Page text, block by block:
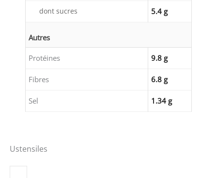
dont sucres 5.4 g
Autres
Protéines 9.8 g
Fibres 6.8 g
Sel 1.34 g
Ustensiles